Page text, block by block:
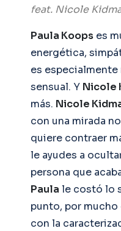
feat. Nicole
Paula Koops es
energética,
es
sensual. Y Nicole
más. Nicole
con una mirada
quiere contraer
le ayudes a
persona que
Paula le costó lo
punto, por
con la